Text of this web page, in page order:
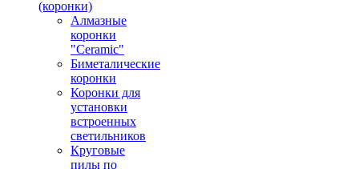
(коронки)
Алмазные
коронки
"Ceramic"
Биметалические
коронки
Коронки для
установки
встроенных
светильников
Круговые
пилы по